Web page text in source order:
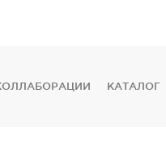
КАТАЛОГ